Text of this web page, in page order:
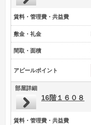
賃料・管理費・共益費
敷金・礼金
間取・面積
アピールポイント
部屋詳細
16階１６０８
賃料・管理費・共益費